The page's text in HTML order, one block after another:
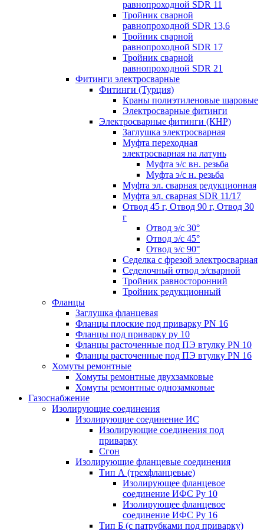
равнопроходной SDR 11
Тройник сварной
равнопроходной SDR 13,6
Тройник сварной
равнопроходной SDR 17
Тройник сварной
равнопроходной SDR 21
Фитинги электросварные
Фитинги (Турция)
Краны полиэтиленовые шаровые
Электросварные фитинги
Электросварные фитинги (КНР)
Заглушка электросварная
Муфта переходная
электросварная на латунь
Муфта э/с вн. резьба
Муфта э/с н. резьба
Муфта эл. cварная редукционная
Муфта эл. сварная SDR 11/17
Отвод 45 г, Отвод 90 г, Отвод 30
г
Отвод э/с 30°
Отвод э/с 45°
Отвод э/с 90°
Седелка с фрезой электросварная
Седелочный отвод э/сварной
Тройник равносторонний
Тройник редукционный
Фланцы
Заглушка фланцевая
Фланцы плоские под приварку PN 16
Фланцы под приварку ру 10
Фланцы расточенные под ПЭ втулку PN 10
Фланцы расточенные под ПЭ втулку PN 16
Хомуты ремонтные
Хомуты ремонтные двухзамковые
Хомуты ремонтные однозамковые
Газоснабжение
Изолирующие соединения
Изолирующие соединение ИС
Изолирующие соединения под
приварку
Сгон
Изолирующие фланцевые соединения
Тип А (трехфланцевые)
Изолирующее фланцевое
соединение ИФС Ру 10
Изолирующее фланцевое
соединение ИФС Ру 16
Тип Б (с патрубками под приварку)